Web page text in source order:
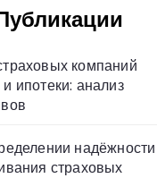
компаний
ипотеки: анализ
надёжности
страховых